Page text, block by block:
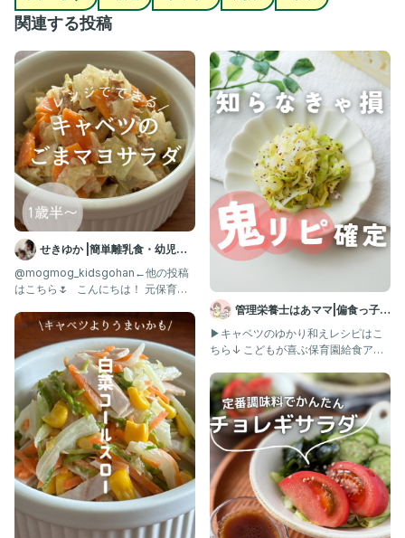
③白菜の粗熱が取れたらキッチンペーパーを使ってしっかりと水
気を絞る。
白菜をボウルに移し、ちくわとかつお節を入れてAで和える。
⋆⋆⋆⋆⋆⋆⋆⋆⋆⋆⋆⋆⋆⋆⋆⋆⋆⋆⋆⋆⋆⋆⋆⋆⋆⋆⋆⋆⋆⋆⋆⋆⋆⋆⋆⋆⋆⋆
このアカウントでは
料理や買ってよかったものなどを
投稿しています☀️
▶︎ @usagi.no.recipe
⋆⋆⋆⋆⋆⋆⋆⋆⋆⋆⋆⋆⋆⋆⋆⋆⋆⋆⋆⋆⋆⋆⋆⋆⋆⋆⋆⋆⋆⋆⋆⋆⋆⋆⋆⋆⋆⋆
#白菜 #白菜レシピ #副菜 #副菜レシピ #簡単レシピ #時短レシ
ピ #献立 #おかず #簡単料理 #時短料理#親子ごはんの悩みサポー
ト
関連する投稿
せきゆか |簡単離乳食・幼児食
レシピ
@mogmog_kidsgohan←他の投稿
はこちら🌷 ⁡ ⁡ こんにちは！ 元保育園
管理栄養士はあママ|偏食っ子と
ママを救う人|幼児食
▶︎キャベツのゆかり和えレシピはこ
ちら↓ こどもが喜ぶ保育園給食アレ